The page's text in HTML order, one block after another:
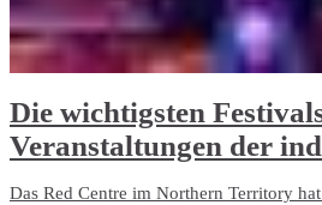
Die wichtigsten
Veranstaltungen der
im Red Centre
Das Red Centre im Northern Territory